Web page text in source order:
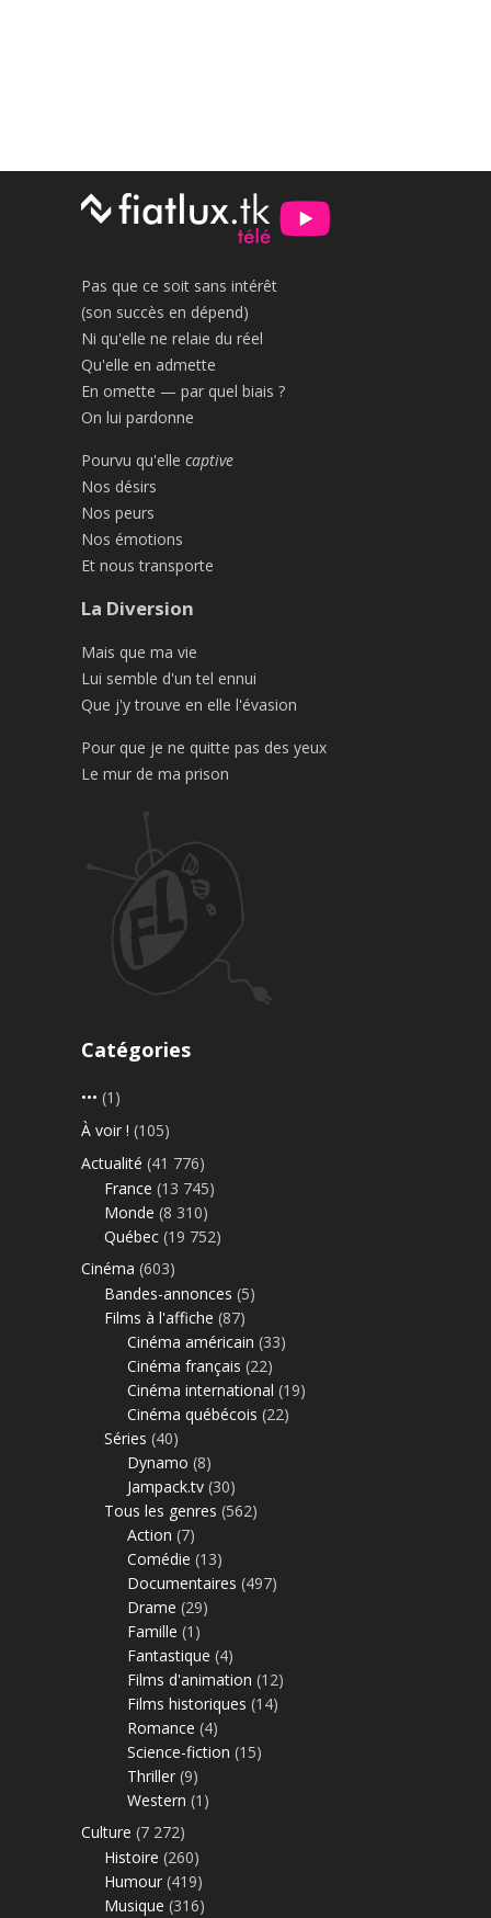
Pas que ce soit sans intérêt
(son succès en dépend)
Ni qu'elle ne relaie du réel
Qu'elle en admette
En omette — par quel biais ?
On lui pardonne
Pourvu qu'elle captive
Nos désirs
Nos peurs
Nos émotions
Et nous transporte
La Diversion
Mais que ma vie
Lui semble d'un tel ennui
Que j'y trouve en elle l'évasion
Pour que je ne quitte pas des yeux
Le mur de ma prison
Catégories
••• (1)
À voir ! (105)
Actualité (41 776)
France (13 745)
Monde (8 310)
Québec (19 752)
Cinéma (603)
Bandes-annonces (5)
Films à l'affiche (87)
Cinéma américain (33)
Cinéma français (22)
Cinéma international (19)
Cinéma québécois (22)
Séries (40)
Dynamo (8)
Jampack.tv (30)
Tous les genres (562)
Action (7)
Comédie (13)
Documentaires (497)
Drame (29)
Famille (1)
Fantastique (4)
Films d'animation (12)
Films historiques (14)
Romance (4)
Science-fiction (15)
Thriller (9)
Western (1)
Culture (7 272)
Histoire (260)
Humour (419)
Musique (316)